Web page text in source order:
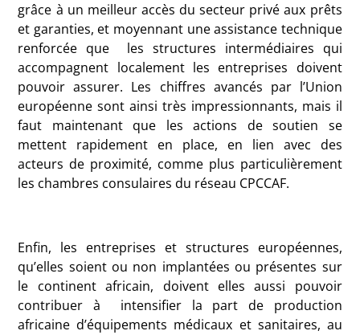
grâce à un meilleur accès du secteur privé aux prêts
et garanties, et moyennant une assistance technique
renforcée que les structures intermédiaires qui
accompagnent localement les entreprises doivent
pouvoir assurer. Les chiffres avancés par l’Union
européenne sont ainsi très impressionnants, mais il
faut maintenant que les actions de soutien se
mettent rapidement en place, en lien avec des
acteurs de proximité, comme plus particulièrement
les chambres consulaires du réseau CPCCAF.
Enfin, les entreprises et structures européennes,
qu’elles soient ou non implantées ou présentes sur
le continent africain, doivent elles aussi pouvoir
contribuer à intensifier la part de production
africaine d’équipements médicaux et sanitaires, au